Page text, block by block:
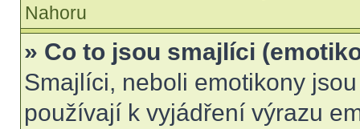
Nahoru
» Co to jsou smajlíci
Smajlíci, neboli emotikony
používají k vyjádření výrazu